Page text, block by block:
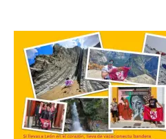
actividades de astroturismo
el año. La Dirección General
ha puesto en marcha diversas
relacionadas […]
Cabárceno prepara
enclaves